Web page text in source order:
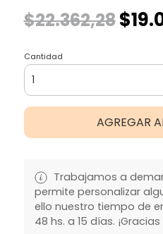
$22.362,28
Cantidad
AGREGAR
Trabajamos a
permite personalizar
ello nuestro tiempo de
48 hs. a 15 días.